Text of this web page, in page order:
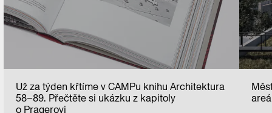
Už za týden křtíme v CAMPu knihu Architektura
58–89. Přečtěte si ukázku z kapitoly
o Pragerovi